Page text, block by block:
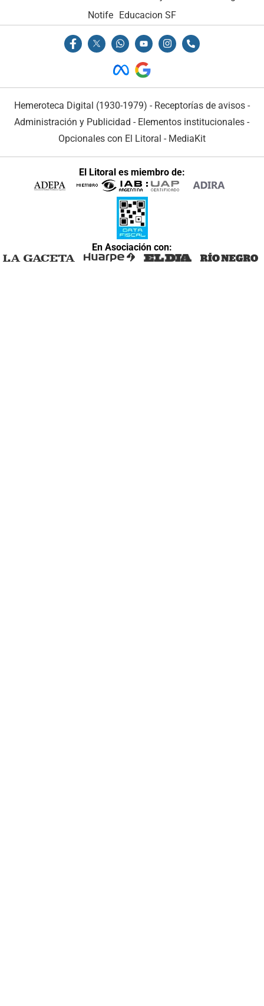
Notife Educacion SF
Hemeroteca Digital (1930-1979) - Receptorías de avisos -
Administración y Publicidad - Elementos institucionales -
Opcionales con El Litoral - MediaKit
El Litoral es miembro de:
En Asociación con: